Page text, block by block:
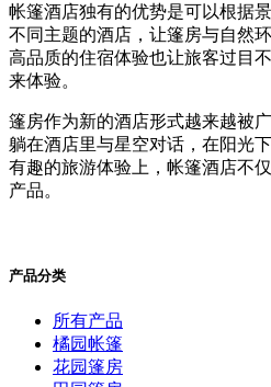
帐篷酒店独有的优势是可以根据
不同主题的酒店，让篷房与自然
高品质的住宿体验也让旅客过目
来体验。
篷房作为新的酒店形式越来越被
躺在酒店里与星空对话，在阳光
有趣的旅游体验上，帐篷酒店不
产品。
产品分类
所有产品
橘园帐篷
花园篷房